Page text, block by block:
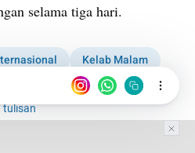
selama tiga hari.
Kelab Malam
tulisan